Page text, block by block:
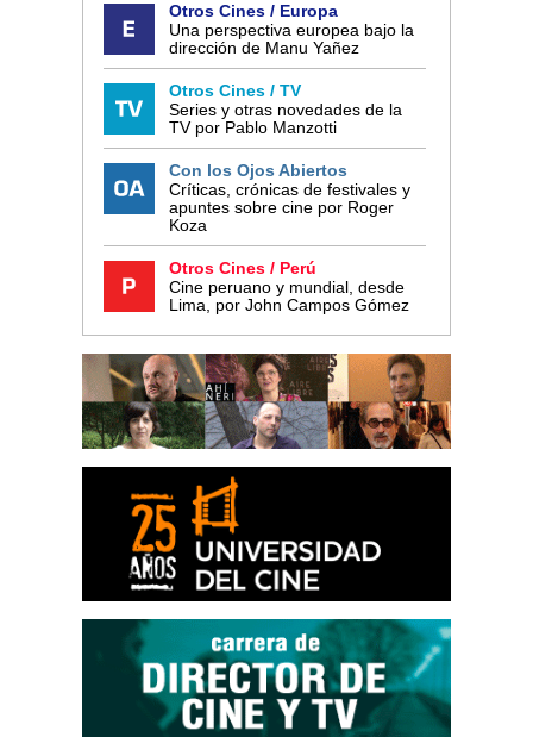
Otros Cines / Europa
Una perspectiva europea bajo la
dirección de Manu Yañez
Otros Cines / TV
Series y otras novedades de la
TV por Pablo Manzotti
Con los Ojos Abiertos
Críticas, crónicas de festivales y
apuntes sobre cine por Roger
Koza
Otros Cines / Perú
Cine peruano y mundial, desde
Lima, por John Campos Gómez